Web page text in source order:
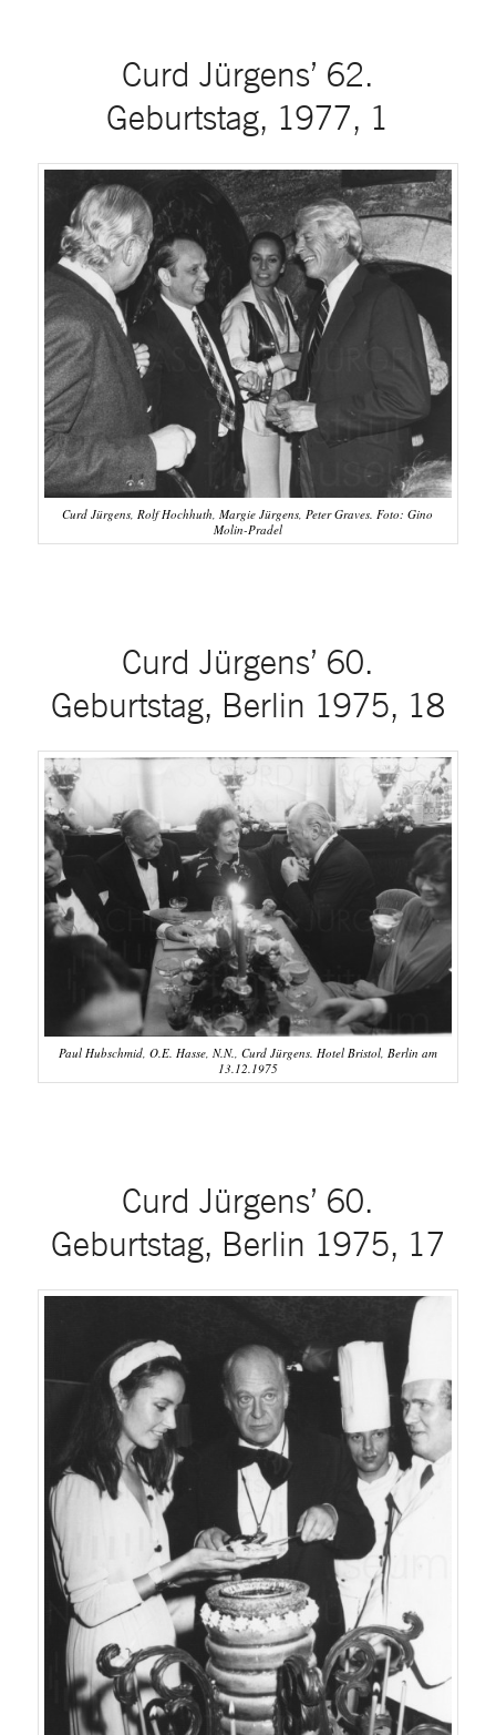
Curd Jürgens’ 62.
Geburtstag, 1977, 1
Curd Jürgens, Rolf Hochhuth, Margie Jürgens, Peter Graves. Foto: Gino
Molin-Pradel
Curd Jürgens’ 60.
Geburtstag, Berlin 1975, 18
Paul Hubschmid, O.E. Hasse, N.N., Curd Jürgens. Hotel Bristol, Berlin am
13.12.1975
Curd Jürgens’ 60.
Geburtstag, Berlin 1975, 17